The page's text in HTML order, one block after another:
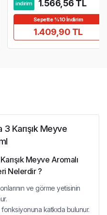
indirim 1.566,56 TL
Sepette %10 İndirim
1.409,90 TL
Karışık Meyve
Meyve Aromalı
Nelerdir ?
ve görme yetisinin
katkıda bulunur.